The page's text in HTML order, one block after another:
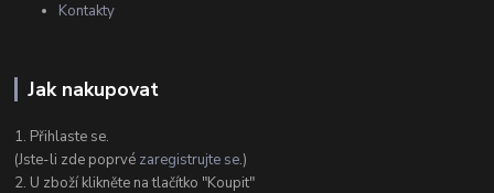
Kontakty
Jak nakupovat
1. Přihlaste se.
(Jste-li zde poprvé zaregistrujte se.)
2. U zboží klikněte na tlačítko "Koupit"